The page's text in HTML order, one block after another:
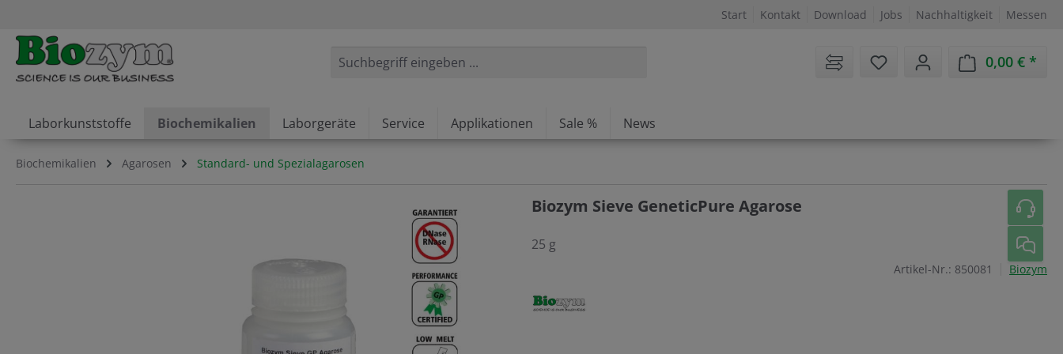
Start Kontakt Download Jobs Nachhaltigkeit Messen
Sie haben 0 Artikel auf dem
0,00 €
Laborkunststoffe Biochemikalien Laborgeräte Service Applikationen Sale % News
Biochemikalien Agarosen Standard- und Spezialagarosen
Biozym Sieve GeneticPure Agarose
25 g
Artikel-Nr.: 850081 Biozym